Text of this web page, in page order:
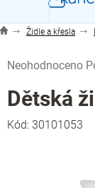
Židle a křesla
hodnocení
produktu
je
0,0
Neohodnoceno
Dětská
Kód: 30101053